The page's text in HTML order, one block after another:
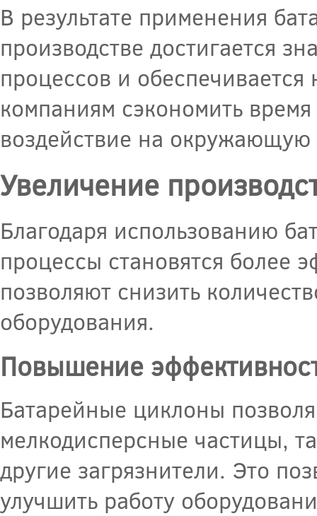
В результате применения
производстве достигается
процессов и
компаниям сэкономить
воздействие на окружающую
Увеличение
Благодаря использованию
процессы становятся более
позволяют снизить
оборудования.
Повышение
Батарейные циклоны
мелкодисперсные частицы,
другие загрязнители. Это
улучшить работу